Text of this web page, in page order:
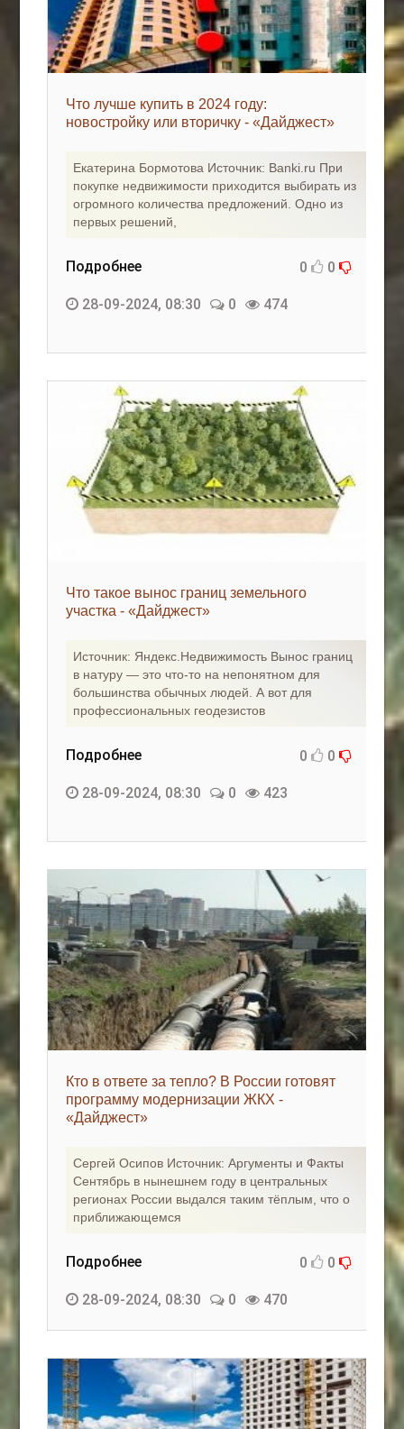
Что лучше купить в 2024 году:
новостройку или вторичку - «Дайджест»
Екатерина Бормотова Источник: Banki.ru При
покупке недвижимости приходится выбирать из
огромного количества предложений. Одно из
первых решений,
Подробнее 0 0
28-09-2024, 08:30 0 474
Что такое вынос границ земельного
участка - «Дайджест»
Источник: Яндекс.Недвижимость Вынос границ
в натуру — это что-то на непонятном для
большинства обычных людей. А вот для
профессиональных геодезистов
Подробнее 0 0
28-09-2024, 08:30 0 423
Кто в ответе за тепло? В России готовят
программу модернизации ЖКХ -
«Дайджест»
Сергей Осипов Источник: Аргументы и Факты
Сентябрь в нынешнем году в центральных
регионах России выдался таким тёплым, что о
приближающемся
Подробнее 0 0
28-09-2024, 08:30 0 470